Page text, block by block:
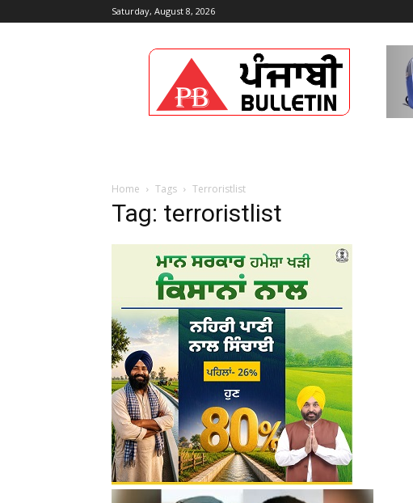
Saturday, August 8, 2026
Punjabi
Bulletin
Home Tags Terroristlist
Tag: terroristlist